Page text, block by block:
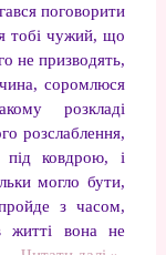
поговорити
тобі чужий, що
не призводять,
соромлюся
розкладі
розслаблення,
ковдрою, і
могло бути,
з часом,
житті вона не